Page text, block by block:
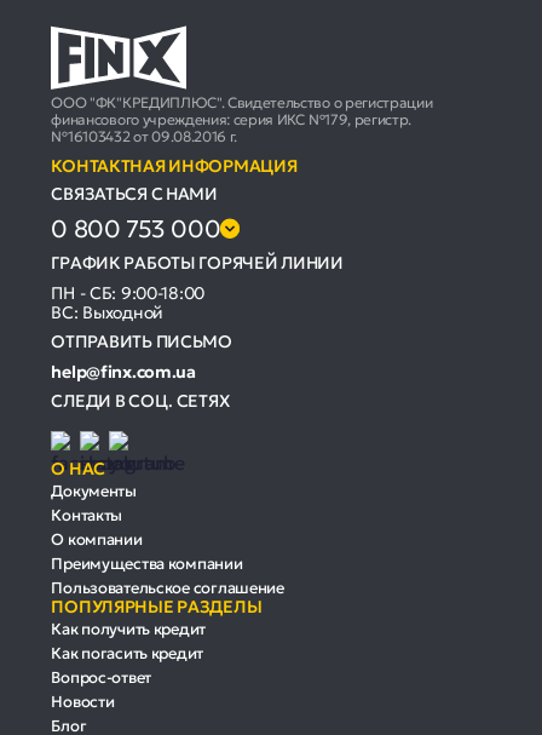
ООО "ФК"КРЕДИПЛЮС". Свидетельство о регистрации
финансового учреждения: серия ИКС №179, регистр.
№16103432 от 09.08.2016 г.
КОНТАКТНАЯ ИНФОРМАЦИЯ
СВЯЗАТЬСЯ С НАМИ
0 800 753 000
ГРАФИК РАБОТЫ ГОРЯЧЕЙ ЛИНИИ
ПН - СБ: 9:00-18:00
ВС: Выходной
ОТПРАВИТЬ ПИСЬМО
help@finx.com.ua
СЛЕДИ В СОЦ. СЕТЯХ
О НАС
Документы
Контакты
О компании
Преимущества компании
Пользовательское соглашение
ПОПУЛЯРНЫЕ РАЗДЕЛЫ
Как получить кредит
Как погасить кредит
Вопрос-ответ
Новости
Блог